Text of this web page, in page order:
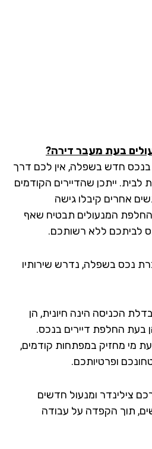
בעת מעבר דירה?
חדש בשפלה, אין לכם דרך
ייתכן שהדיירים הקודמים
קיבלו גישה
המנעולים תבטיח שאף
ללא רשותכם.
בשפלה, נדרש שירותיו
הינה חיונית, הן
דיירים בנכס.
מחזיק במפתחות קודמים,
ופרטיותכם.
ומנעול חדשים
הקפדה על עבודה